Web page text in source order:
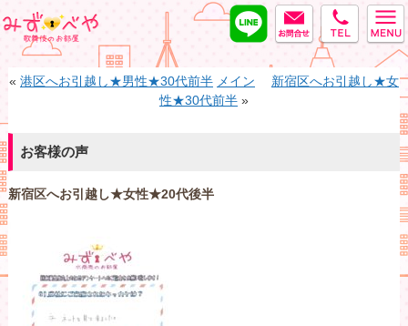
tel
MAIL
LINE
« 港区へお引越し★男性★30代前半 メイン
新宿区へお引越し★女
性★30代前半»
お客様の声
新宿区へお引越し★女性★20代後半